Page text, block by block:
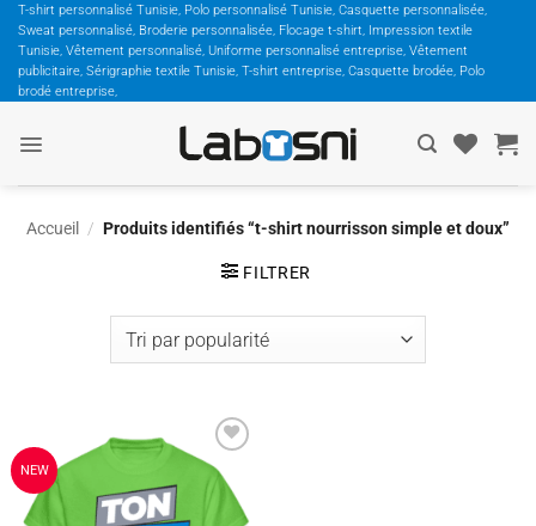
Passer
contenu
T-shirt personnalisé Tunisie, Polo personnalisé Tunisie, Casquette personnalisée,
Sweat personnalisé, Broderie personnalisée, Flocage t-shirt, Impression textile
Tunisie, Vêtement personnalisé, Uniforme personnalisé entreprise, Vêtement
publicitaire, Sérigraphie textile Tunisie, T-shirt entreprise, Casquette brodée, Polo
brodé entreprise,
Accueil / Produits identifiés “t-shirt nourrisson simple et doux”
FILTRER
NEW
Ajouter
à la
wishlist